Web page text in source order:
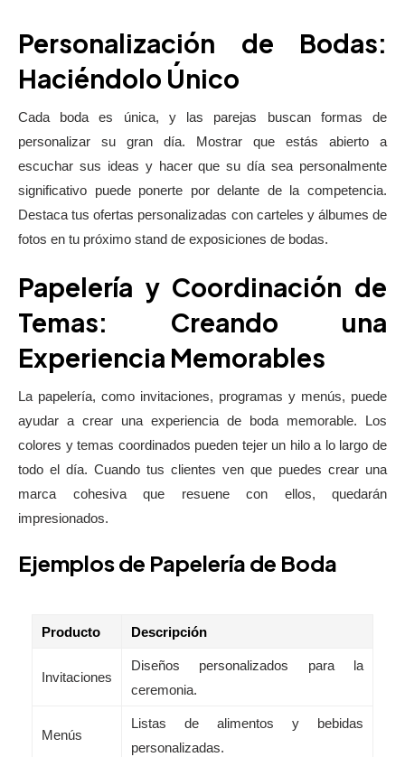
Personalización de Bodas:
Haciéndolo Único
Cada boda es única, y las parejas buscan formas de
personalizar su gran día. Mostrar que estás abierto a
escuchar sus ideas y hacer que su día sea personalmente
significativo puede ponerte por delante de la competencia.
Destaca tus ofertas personalizadas con carteles y álbumes de
fotos en tu próximo stand de exposiciones de bodas.
Papelería y Coordinación de
Temas: Creando una
Experiencia Memorables
La papelería, como invitaciones, programas y menús, puede
ayudar a crear una experiencia de boda memorable. Los
colores y temas coordinados pueden tejer un hilo a lo largo de
todo el día. Cuando tus clientes ven que puedes crear una
marca cohesiva que resuene con ellos, quedarán
impresionados.
Ejemplos de Papelería de Boda
Producto Descripción
Invitaciones
Diseños personalizados para la
ceremonia.
Menús
Listas de alimentos y bebidas
personalizadas.